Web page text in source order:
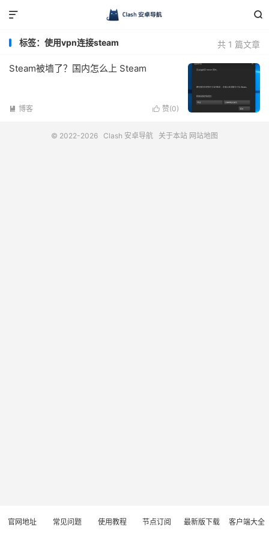


共 1 篇文章
标签：使用vpn连接steam
Steam被墙了？国内怎么上 Steam
 赞(0)
 博客
© 2022-2026 Clash 安卓导航 关于本站 网站地图
官网地址 常见问题 使用教程 节点订阅 最新版下载 客户端大全